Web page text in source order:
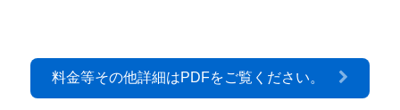
料金等その他詳細はPDFをご覧ください。